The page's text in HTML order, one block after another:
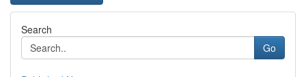
Search
Go